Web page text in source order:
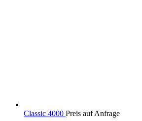
Classic 4000 Preis auf Anfrage